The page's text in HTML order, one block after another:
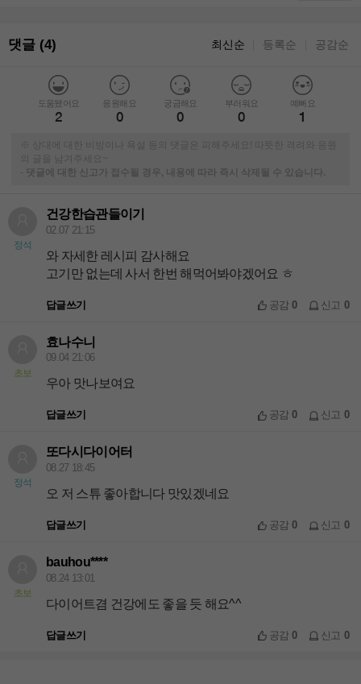
댓글 (4) 최신순 등록순 공감순
도움됐어요
2
응원해요
0
궁금해요
0
부러워요
0
예뻐요
1
※ 상대에 대한 비방이나 욕설 등의 댓글은 피해주세요! 따뜻한 격려와 응원
-
댓글에 대한 신고가 접수될 경우, 내용에 따라 즉시 삭제될 수 있습니다.
정석
건강한습관들이기
02.07 21:15
와 자세한 레시피 감사해요
고기만 없는데 사서 한번 해먹어봐야겠어요 ㅎ
답글쓰기 공감0 신고 0
초보
효나수니
09.04 21:06
우아 맛나보여요
답글쓰기 공감0 신고 0
정석
또다시다이어터
08.27 18:45
오 저 스튜 좋아합니다 맛있겠네요
답글쓰기 공감0 신고 0
초보
bauhou****
08.24 13:01
다이어트겸 건강에도 좋을 듯 해요^^
답글쓰기 공감0 신고 0